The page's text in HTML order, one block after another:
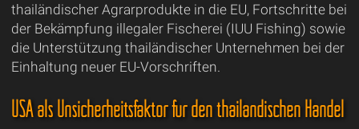
thailändischer Agrarprodukte in die EU, Fortschritte bei
der Bekämpfung illegaler Fischerei (IUU Fishing) sowie
die Unterstützung thailändischer Unternehmen bei der
Einhaltung neuer EU-Vorschriften.
USA als Unsicherheitsfaktor für den thailändischen Handel